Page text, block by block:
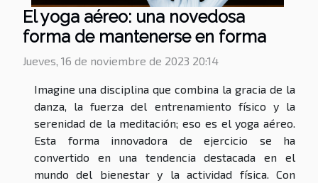
El yoga aéreo: una novedosa
forma de mantenerse en forma
Jueves, 16 de noviembre de 2023 20:14
Imagine una disciplina que combina la gracia de la
danza, la fuerza del entrenamiento físico y la
serenidad de la meditación; eso es el yoga aéreo.
Esta forma innovadora de ejercicio se ha
convertido en una tendencia destacada en el
mundo del bienestar y la actividad física. Con